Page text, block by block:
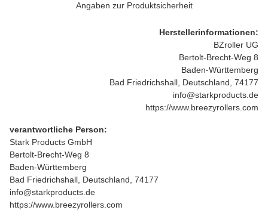
Angaben zur Produktsicherheit
Herstellerinformationen:
BZroller UG
Bertolt-Brecht-Weg 8
Baden-Württemberg
Bad Friedrichshall, Deutschland, 74177
info@starkproducts.de
https://www.breezyrollers.com
verantwortliche Person:
Stark Products GmbH
Bertolt-Brecht-Weg 8
Baden-Württemberg
Bad Friedrichshall, Deutschland, 74177
info@starkproducts.de
https://www.breezyrollers.com